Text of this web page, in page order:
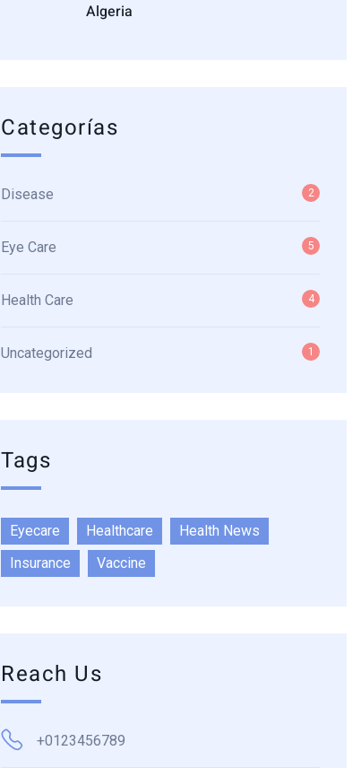
Algeria
Categorías
Disease 2
Eye Care 5
Health Care 4
Uncategorized 1
Tags
Eyecare Healthcare
Health News
Insurance
Vaccine
Reach Us
+0123456789